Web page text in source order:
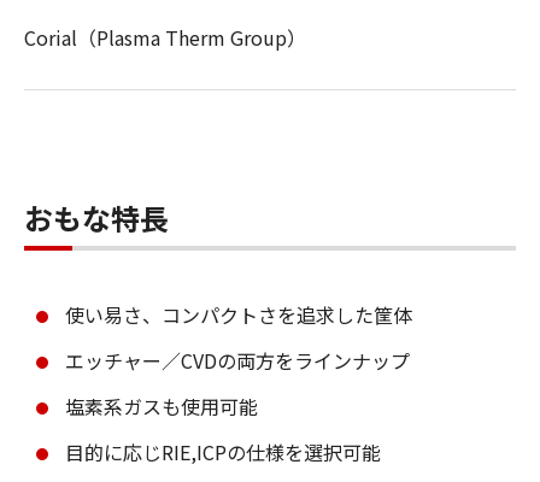
Corial（Plasma Therm Group）
おもな特長
使い易さ、コンパクトさを追求した筐体
エッチャー／CVDの両方をラインナップ
塩素系ガスも使用可能
目的に応じRIE,ICPの仕様を選択可能